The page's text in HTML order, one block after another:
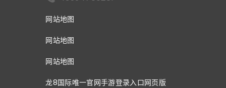
网站地图
网站地图
网站地图
龙8国际唯一官网手游登录入口网页版